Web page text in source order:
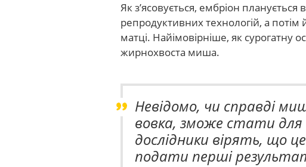
Як з’ясовується, ембріон
репродуктивних технологій, а
матці. Найімовірніше, як сурогатну
жирнохвоста миша.
Невідомо, чи справді
вовка, зможе стати для
дослідники вірять, що
подати перші